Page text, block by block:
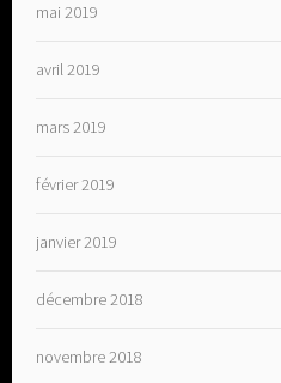
mai 2019
avril 2019
mars 2019
février 2019
janvier 2019
décembre 2018
novembre 2018